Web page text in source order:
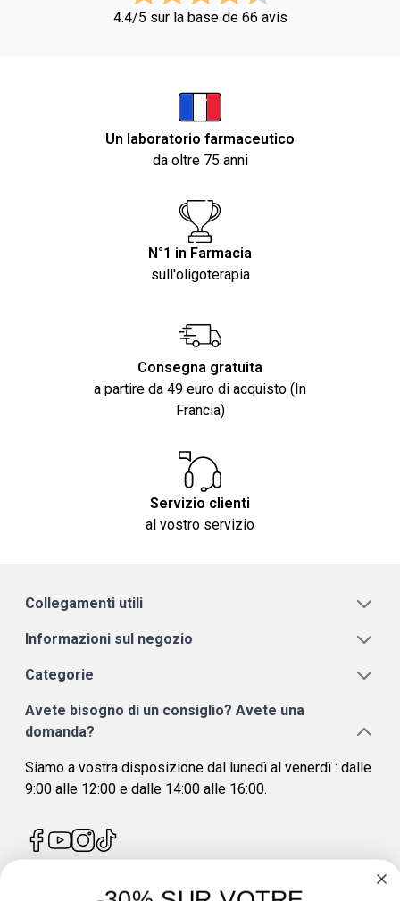
4.4/5 sur la base de 66 avis
Un laboratorio farmaceutico
da oltre 75 anni
N°1 in Farmacia
sull'oligoterapia
Consegna gratuita
a partire da 49 euro di acquisto (In
Francia)
Servizio clienti
al vostro servizio
Collegamenti utili
Informazioni sul negozio
Categorie
Avete bisogno di un consiglio? Avete una
domanda?
Siamo a vostra disposizione dal lunedì al venerdì : dalle
9:00 alle 12:00 e dalle 14:00 alle 16:00.